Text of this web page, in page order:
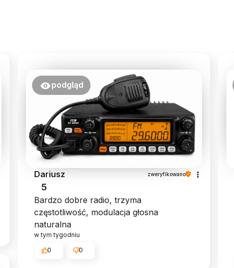
podgląd
Dariusz zweryfikowano
5
Bardzo dobre radio, trzyma
częstotliwość, modulacja głosna
naturalna
w tym tygodniu
0 0